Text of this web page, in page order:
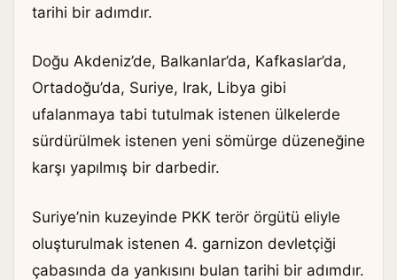
tarihi bir adımdır.
Doğu Akdeniz’de, Balkanlar’da, Kafkaslar’da,
Ortadoğu’da, Suriye, Irak, Libya gibi
ufalanmaya tabi tutulmak istenen ülkelerde
sürdürülmek istenen yeni sömürge düzeneğine
karşı yapılmış bir darbedir.
Suriye’nin kuzeyinde PKK terör örgütü eliyle
oluşturulmak istenen 4. garnizon devletçiği
çabasında da yankısını bulan tarihi bir adımdır.